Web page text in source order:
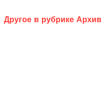
Другое в рубрике Архив